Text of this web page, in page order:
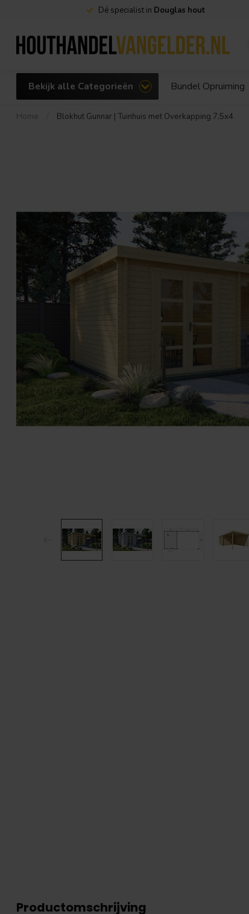
Goedkoopstehouthandel met eigen winkel
Bekijk alle Categorieën Bundel Opruiming
Home Blokhut Gunnar | Tuinhuis met Overkapping 7,5x4
Productomschrijving